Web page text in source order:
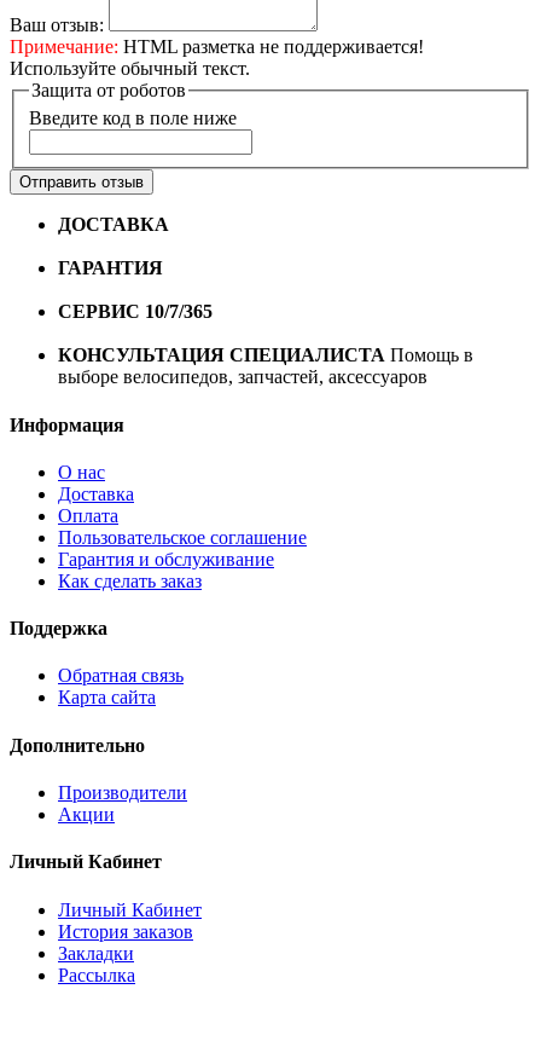
Ваш отзыв:
Примечание: HTML разметка не поддерживается!
Используйте обычный текст.
Защита от роботов
Введите код в поле ниже
Отправить отзыв
ДОСТАВКА
ГАРАНТИЯ
СЕРВИС 10/7/365
КОНСУЛЬТАЦИЯ СПЕЦИАЛИСТА Помощь в
выборе велосипедов, запчастей, аксессуаров
Информация
О нас
Доставка
Оплата
Пользовательское соглашение
Гарантия и обслуживание
Как сделать заказ
Поддержка
Обратная связь
Карта сайта
Дополнительно
Производители
Акции
Личный Кабинет
Личный Кабинет
История заказов
Закладки
Рассылка